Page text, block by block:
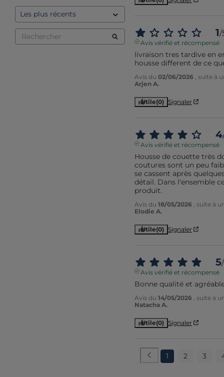
1/
Avis vérifié et récompensé
livraison tres tardive en
housse different de ce
Avis du 02/06/2026
, suite à
Arjen A.
Utile(0) Signaler
4
Avis vérifié et récompensé
Housse de couette très
coutures sont un peu
se cassent après
détail. Dans l'ensemble
produit.
Avis du 18/05/2026
, suite à
Elodie A.
Utile(0) Signaler
5/
Avis vérifié et récompensé
Bonne qualité et
Avis du 14/05/2026
, suite à
Natacha A.
Utile(0) Signaler
1 2 3